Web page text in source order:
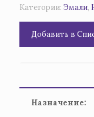
Категории: Эмали,
Добавить в
Назначение: